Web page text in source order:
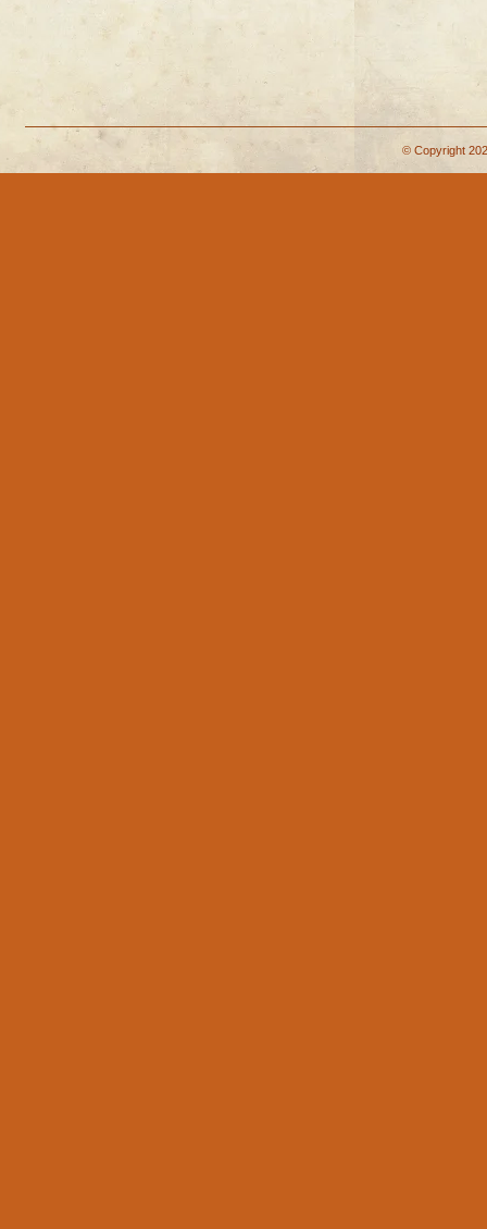
© Copyright